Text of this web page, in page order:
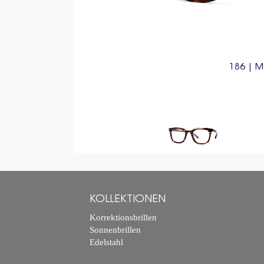
186 |
KOLLEKTIONEN
Korrektionsbrillen
Sonnenbrillen
Edelstahl